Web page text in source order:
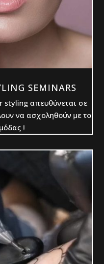
SEMINARS
styling απευθύνεται σε
να ασχοληθούν με το
!